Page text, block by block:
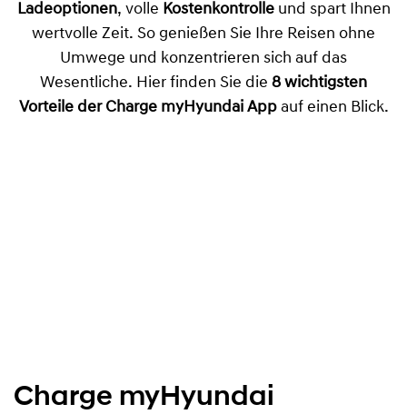
Ladeoptionen, volle Kostenkontrolleund spart Ihnen
wertvolle Zeit. So genießen Sie Ihre Reisen ohne
Umwege und konzentrieren sich auf das
Wesentliche. Hier finden Sie die 8 wichtigsten
Vorteile der Charge myHyundai Appauf einen Blick.
Charge myHyundai